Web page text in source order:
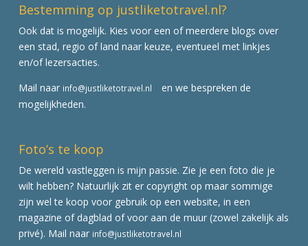
Bestemming op justliketotravel.nl?
Ook dat is mogelijk. Kies voor een of meerdere blogs over
een stad, regio of land naar keuze, eventueel met linkjes
en/of lezersacties.
Mail naar info@justliketotravel.nl
en we bespreken de
mogelijkheden.
Foto’s te koop
De wereld vastleggen is mijn passie. Zie je een foto die je
wilt hebben? Natuurlijk zit er copyright op maar sommige
zijn wel te koop voor gebruik op een website, in een
magazine of dagblad of voor aan de muur (zowel zakelijk als
privé). Mail naar info@justliketotravel.nl